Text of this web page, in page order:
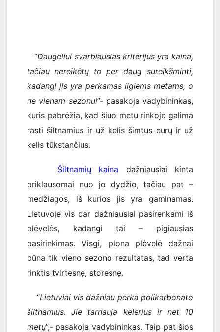
“Daugeliui svarbiausias kriterijus yra kaina,
tačiau nereikėtų to per daug sureikšminti,
kadangi jis yra perkamas ilgiems metams, o
ne vienam sezonui”- pasakoja vadybininkas,
kuris pabrėžia, kad šiuo metu rinkoje galima
rasti šiltnamius ir už kelis šimtus eurų ir už
kelis tūkstančius.
Šiltnamių kaina dažniausiai kinta
priklausomai nuo jo dydžio, tačiau pat –
medžiagos, iš kurios jis yra gaminamas.
Lietuvoje vis dar dažniausiai pasirenkami iš
plėvelės, kadangi tai – pigiausias
pasirinkimas. Visgi, plona plėvelė dažnai
būna tik vieno sezono rezultatas, tad verta
rinktis tvirtesnę, storesnę.
“Lietuviai vis dažniau perka polikarbonato
šiltnamius. Jie tarnauja kelerius ir net 10
metų”,- pasakoja vadybininkas. Taip pat šios